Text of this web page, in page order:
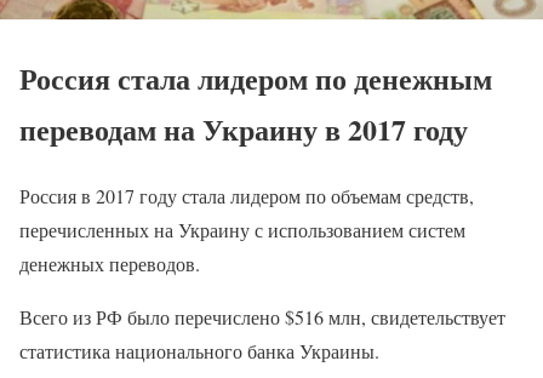
Россия стала лидером по денежным
переводам на Украину в 2017 году
Россия в 2017 году стала лидером по объемам средств,
перечисленных на Украину с использованием систем
денежных переводов.
Всего из РФ было перечислено $516 млн, свидетельствует
статистика национального банка Украины.